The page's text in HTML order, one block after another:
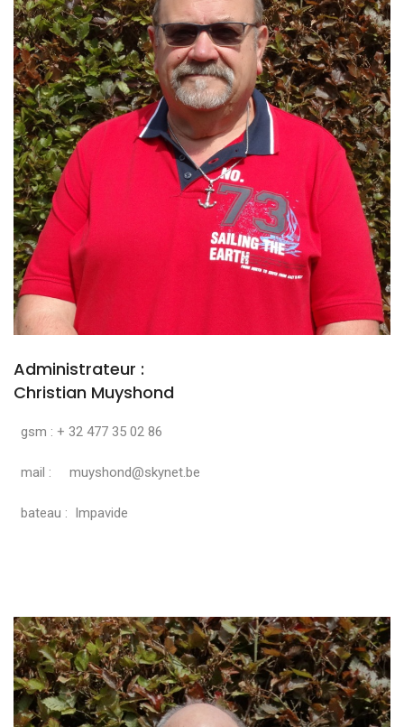
Administrateur :
Christian Muyshond
gsm : + 32 477 35 02 86
mail : muyshond@skynet.be
bateau : Impavide